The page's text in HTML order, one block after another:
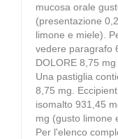
mucosa orale
(presentazione
limone e miele).
vedere paragrafo
DOLORE 8,75
Una pastiglia
8,75 mg.
isomalto 931,45
mg (gusto limone
Per l'elenco